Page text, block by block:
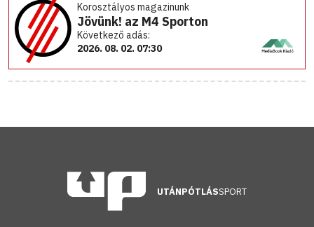
Korosztályos magazinunk
Jövünk! az M4 Sporton
Következő adás:
2026. 08. 02. 07:30
UTÁNPÓTLÁSSPORT